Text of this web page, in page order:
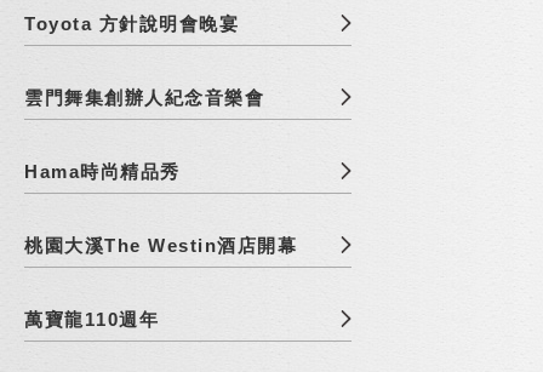
Toyota 方針說明會晚宴
雲門舞集創辦人紀念音樂會
Hama時尚精品秀
桃園大溪The Westin酒店開幕
萬寶龍110週年